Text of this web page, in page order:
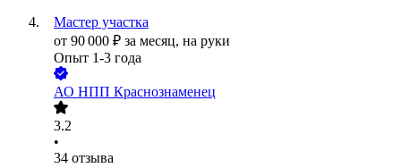
Мастер участка
от 90 000 ₽ за месяц, на руки
Опыт 1-3 года
АО НПП Краснознаменец
3.2
•
34 отзыва